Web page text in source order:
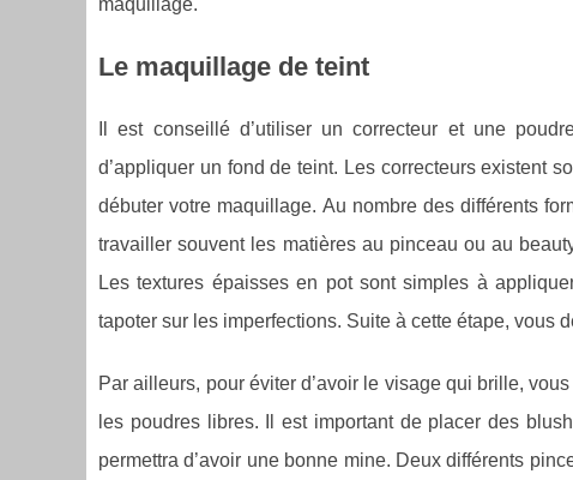
maquillage.
Le maquillage de teint
Il est conseillé d’utiliser un correcteur et une
d’appliquer un fond de teint. Les correcteurs existent
débuter votre maquillage. Au nombre des différents
travailler souvent les matières au pinceau ou au
Les textures épaisses en pot sont simples à
tapoter sur les imperfections. Suite à cette étape, vous
Par ailleurs, pour éviter d’avoir le visage qui brille,
les poudres libres. Il est important de placer des
permettra d’avoir une bonne mine. Deux différents